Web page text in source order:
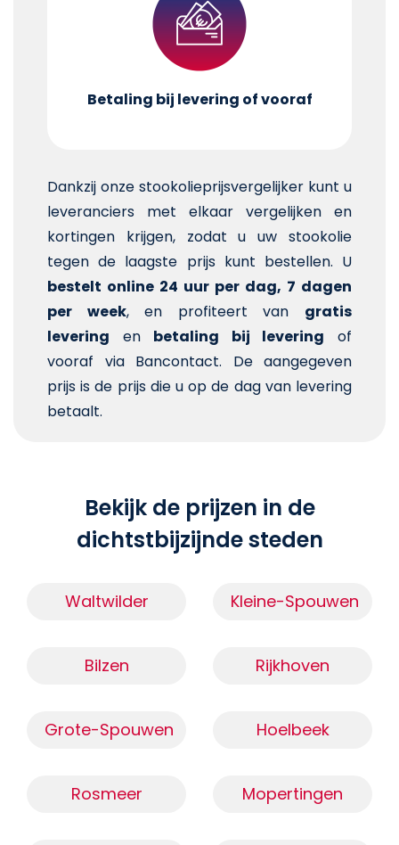
Betaling bij levering of vooraf
Dankzij onze stookolieprijsvergelijker kunt u
leveranciers met elkaar vergelijken en
kortingen krijgen, zodat u uw stookolie
tegen de laagste prijs kunt bestellen. U
bestelt online 24 uur per dag, 7 dagen
per week, en profiteert van gratis
levering en betaling bij levering of
vooraf via Bancontact. De aangegeven
prijs is de prijs die u op de dag van levering
betaalt.
Bekijk de prijzen in de
dichtstbijzijnde steden
Waltwilder Kleine-Spouwen
Bilzen Rijkhoven
Grote-Spouwen Hoelbeek
Rosmeer Mopertingen